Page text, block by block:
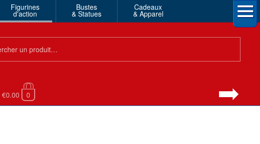
Figurines
d'action
Bustes
& Statues
Cadeaux
& Apparel
€0.00 0